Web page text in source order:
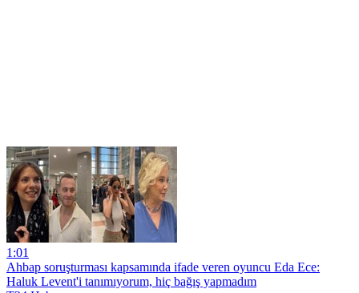
1:01
Ahbap soruşturması kapsamında ifade veren oyuncu Eda Ece:
Haluk Levent'i tanımıyorum, hiç bağış yapmadım